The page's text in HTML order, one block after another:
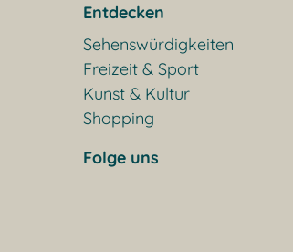
Entdecken
Sehenswürdigkeiten
Freizeit & Sport
Kunst & Kultur
Shopping
Folge uns